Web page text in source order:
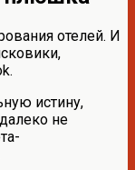
отелей. И
истину,
не